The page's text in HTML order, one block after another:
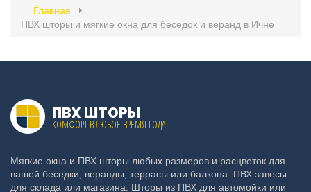
Главная
ПВХ шторы и мягкие окна для беседок и веранд в Ичне
ПВХ ШТОРЫ
КОМФОРТ В ЛЮБОЕ ВРЕМЯ ГОДА
Мягкие окна и ПВХ шторы любых размеров и расцветок для
вашей беседки, веранды, террасы или балкона. ПВХ завесы
для склада или магазина. Шторы из ПВХ для автомойки или